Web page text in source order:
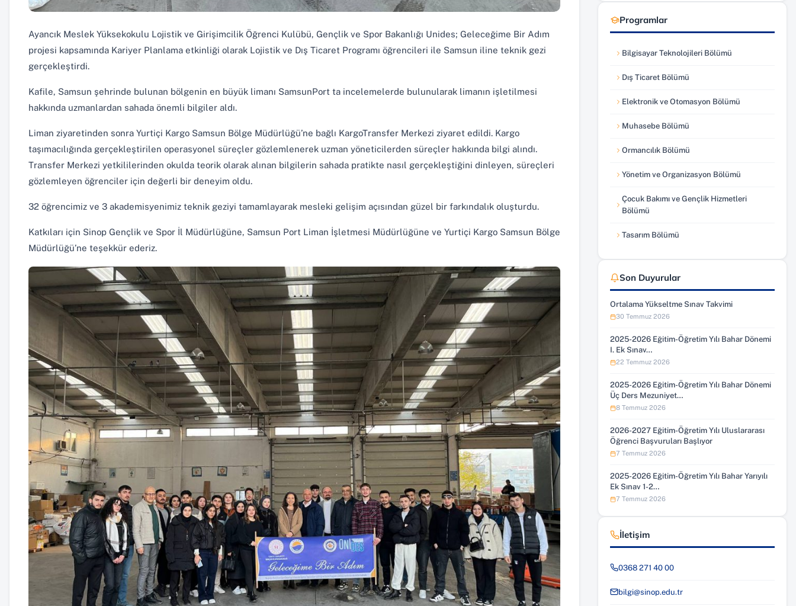
Ayancık Meslek Yüksekokulu Lojistik ve Girişimcilik Öğrenci Kulübü, Gençlik ve Spor Bakanlığı Unides; Geleceğime Bir Adım
projesi kapsamında Kariyer Planlama etkinliği olarak Lojistik ve Dış Ticaret Programı öğrencileri ile Samsun iline teknik gezi
gerçekleştirdi.
Kafile, Samsun şehrinde bulunan bölgenin en büyük limanı SamsunPort ta incelemelerde bulunularak limanın işletilmesi
hakkında uzmanlardan sahada önemli bilgiler aldı.
Liman ziyaretinden sonra Yurtiçi Kargo Samsun Bölge Müdürlüğü’ne bağlı KargoTransfer Merkezi ziyaret edildi. Kargo
taşımacılığında gerçekleştirilen operasyonel süreçler gözlemlenerek uzman yöneticilerden süreçler hakkında bilgi alındı.
Transfer Merkezi yetkililerinden okulda teorik olarak alınan bilgilerin sahada pratikte nasıl gerçekleştiğini dinleyen, süreçleri
gözlemleyen öğrenciler için değerli bir deneyim oldu.
32 öğrencimiz ve 3 akademisyenimiz teknik geziyi tamamlayarak mesleki gelişim açısından güzel bir farkındalık oluşturdu.
Katkıları için Sinop Gençlik ve Spor İl Müdürlüğüne, Samsun Port Liman İşletmesi Müdürlüğüne ve Yurtiçi Kargo Samsun Bölge
Müdürlüğü’ne teşekkür ederiz.
Programlar
Bilgisayar Teknolojileri Bölümü
Dış Ticaret Bölümü
Elektronik ve Otomasyon Bölümü
Muhasebe Bölümü
Ormancılık Bölümü
Yönetim ve Organizasyon Bölümü
Çocuk Bakımı ve Gençlik Hizmetleri
Bölümü
Tasarım Bölümü
Son Duyurular
Ortalama Yükseltme Sınav Takvimi
30 Temmuz 2026
2025-2026 Eğitim-Öğretim Yılı Bahar Dönemi
I. Ek Sınav…
22 Temmuz 2026
2025-2026 Eğitim-Öğretim Yılı Bahar Dönemi
Üç Ders Mezuniyet…
8 Temmuz 2026
2026-2027 Eğitim-Öğretim Yılı Uluslararası
Öğrenci Başvuruları Başlıyor
7 Temmuz 2026
2025-2026 Eğitim-Öğretim Yılı Bahar Yarıyılı
Ek Sınav 1-2…
7 Temmuz 2026
İletişim
0368 271 40 00
bilgi@sinop.edu.tr